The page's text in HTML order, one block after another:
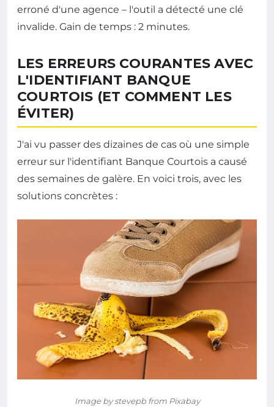
erroné d'une agence – l'outil a détecté une clé
invalide. Gain de temps : 2 minutes.
LES ERREURS COURANTES AVEC
L'IDENTIFIANT BANQUE
COURTOIS (ET COMMENT LES
ÉVITER)
J'ai vu passer des dizaines de cas où une simple
erreur sur l'identifiant Banque Courtois a causé
des semaines de galère. En voici trois, avec les
solutions concrètes :
Image by stevepb from Pixabay